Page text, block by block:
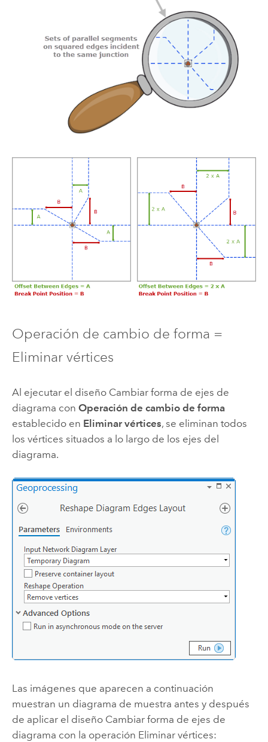
Operación de cambio de forma =
Eliminar vértices
Al ejecutar el diseño Cambiar forma de ejes de
diagrama con Operación de cambio de forma
establecido en Eliminar vértices, se eliminan todos
los vértices situados a lo largo de los ejes del
diagrama.
Las imágenes que aparecen a continuación
muestran un diagrama de muestra antes y después
de aplicar el diseño Cambiar forma de ejes de
diagrama con la operación Eliminar vértices: